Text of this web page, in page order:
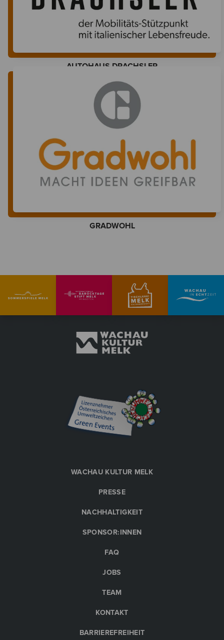
AUTOHAUS DRACHSLER
GRADWOHL
WACHAU KULTUR MELK
PRESSE
NACHHALTIGKEIT
SPONSOR:INNEN
FAQ
JOBS
TEAM
KONTAKT
BARRIEREFREIHEIT